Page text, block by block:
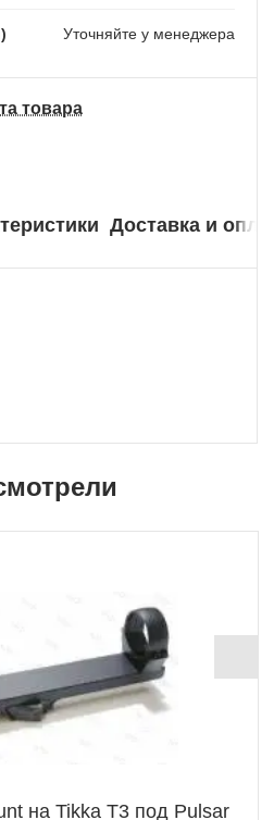
Уточняйте у менеджера
товара
Доставка и
на Tikka T3 под Pulsar